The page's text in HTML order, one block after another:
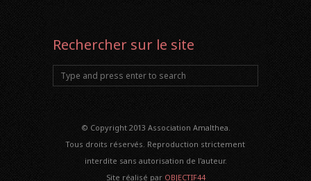
Rechercher sur le site
© Copyright 2013 Association Amalthea.
Tous droits réservés. Reproduction strictement
interdite sans autorisation de l'auteur.
Site réalisé par OBJECTIF44